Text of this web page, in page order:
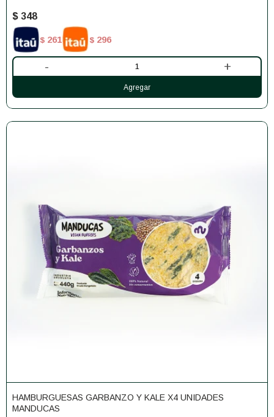
$ 348
$ 261 $ 296
- +
HAMBURGUESAS GARBANZO Y KALE X4 UNIDADES
MANDUCAS